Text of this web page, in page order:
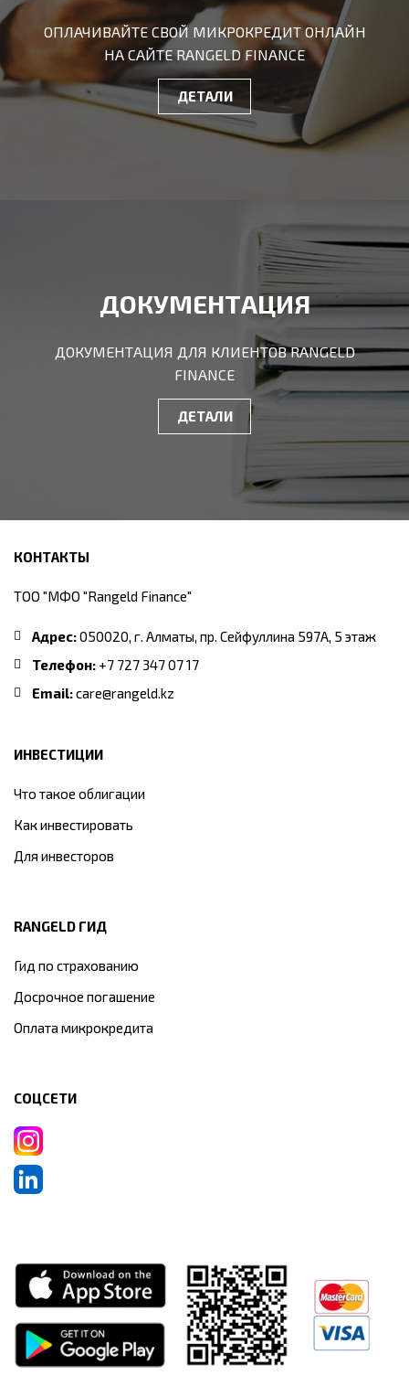
ОПЛАЧИВАЙТЕ СВОЙ МИКРОКРЕДИТ ОНЛАЙН
НА САЙТЕ RANGELD FINANCE
ДЕТАЛИ
ДОКУМЕНТАЦИЯ
ДОКУМЕНТАЦИЯ ДЛЯ КЛИЕНТОВ RANGELD
FINANCE
ДЕТАЛИ
КОНТАКТЫ
ТОО "МФО "Rangeld Finance"
Адрес:050020, г. Алматы, пр. Сейфуллина 597А, 5 этаж
Телефон: +7 727 347 07 17
Email:care@rangeld.kz
ИНВЕСТИЦИИ
Что такое облигации
Как инвестировать
Для инвесторов
RANGELD ГИД
Гид по страхованию
Досрочное погашение
Оплата микрокредита
СОЦСЕТИ